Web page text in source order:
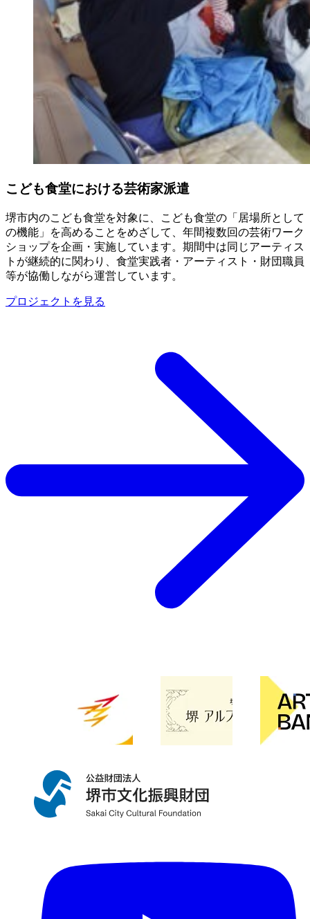
こども食堂における芸術家派遣
堺市内のこども食堂を対象に、こども食堂の「居場所として
の機能」を高めることをめざして、年間複数回の芸術ワーク
ショップを企画・実施しています。期間中は同じアーティス
トが継続的に関わり、食堂実践者・アーティスト・財団職員
等が協働しながら運営しています。
プロジェクトを見る